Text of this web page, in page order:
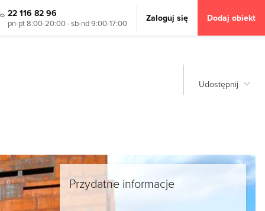
22 116 82 96
pn-pt 8:00-20:00 · sb-nd 9:00-17:00 Zaloguj się Dodaj obiekt
Udostępnij
Przydatne informacje